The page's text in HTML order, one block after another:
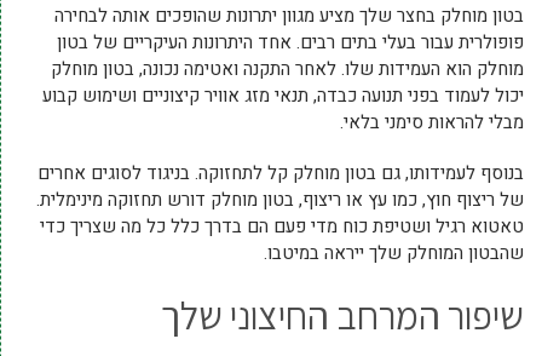
בטון מוחלק בחצר שלך מציע מגוון יתרונות שהופכים אותה לבחירה
פופולרית עבור בעלי בתים רבים. אחד היתרונות העיקריים של בטון
מוחלק הוא העמידות שלו. לאחר התקנה ואטימה נכונה, בטון מוחלק
יכול לעמוד בפני תנועה כבדה, תנאי מזג אוויר קיצוניים ושימוש קבוע
מבלי להראות סימני בלאי.
בנוסף לעמידותו, גם בטון מוחלק קל לתחזוקה. בניגוד לסוגים אחרים
של ריצוף חוץ, כמו עץ או ריצוף, בטון מוחלק דורש תחזוקה מינימלית.
טאטוא רגיל ושטיפת כוח מדי פעם הם בדרך כלל כל מה שצריך כדי
שהבטון המוחלק שלך ייראה במיטבו.
שיפור המרחב החיצוני שלך